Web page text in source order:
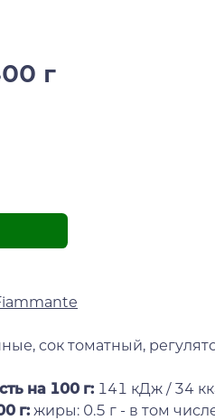
г
сок томатный,
на 100 г: 141 кДж / 34
г: жиры: 0.5 г - в том